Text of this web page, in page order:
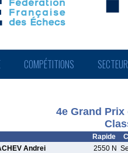
COMPÉTITIONS
4e Grand
Rapide
Andrei 2550 N